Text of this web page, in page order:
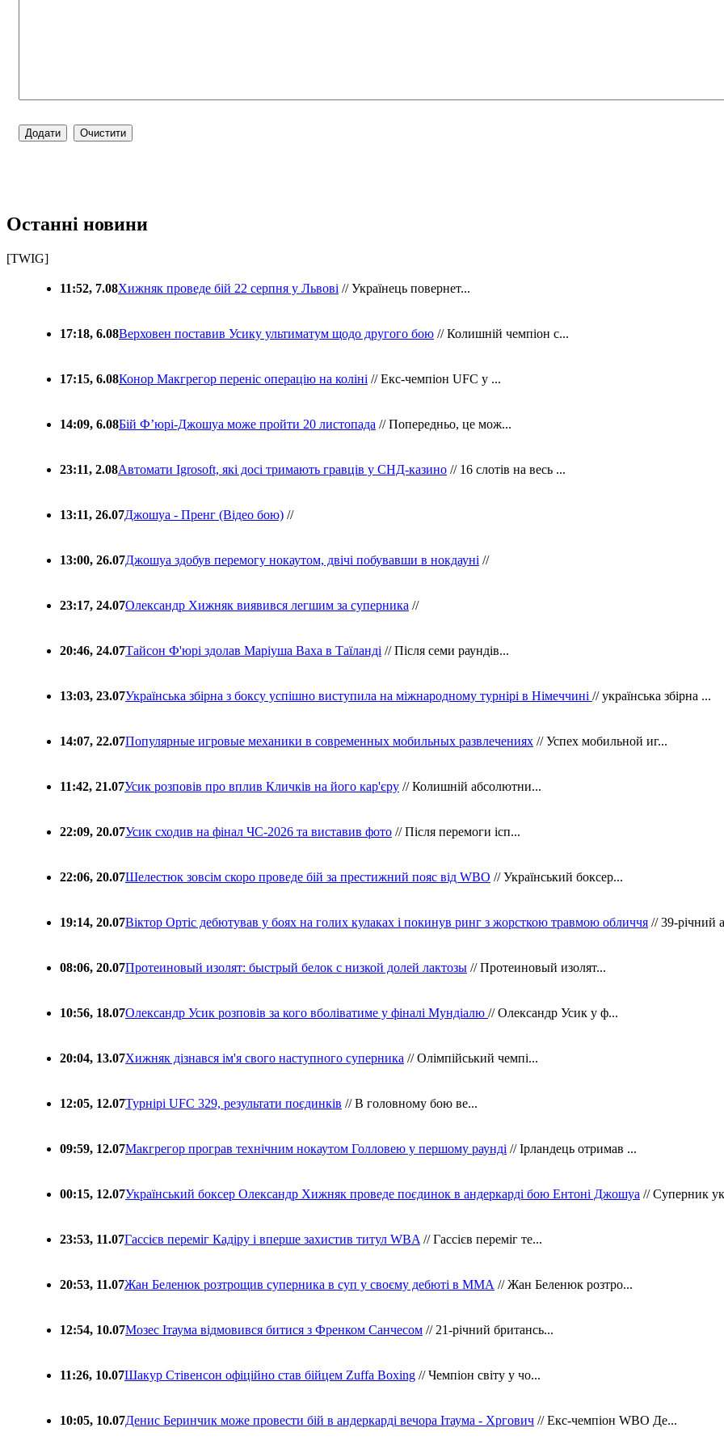
Останні новини
[TWIG]
11:52, 7.08Хижняк проведе бій 22 серпня у Львові // Українець повернет...
17:18, 6.08Верховен поставив Усику ультиматум щодо другого бою // Колишній чемпіон с...
17:15, 6.08Конор Макгрегор переніс операцію на коліні // Екс-чемпіон UFC у ...
14:09, 6.08Бій Ф’юрі-Джошуа може пройти 20 листопада // Попередньо, це мож...
23:11, 2.08Автомати Igrosoft, які досі тримають гравців у СНД-казино // 16 слотів на весь ...
13:11, 26.07Джошуа - Пренг (Відео бою) //
13:00, 26.07Джошуа здобув перемогу нокаутом, двічі побувавши в нокдауні //
23:17, 24.07Олександр Хижняк виявився легшим за суперника //
20:46, 24.07Тайсон Ф'юрі здолав Маріуша Ваха в Таїланді // Після семи раундів...
13:03, 23.07Українська збірна з боксу успішно виступила на міжнародному турнірі в Німеччині // українська збірна ...
14:07, 22.07Популярные игровые механики в современных мобильных развлечениях // Успех мобильной иг...
11:42, 21.07Усик розповів про вплив Кличків на його кар'єру // Колишній абсолютни...
22:09, 20.07Усик сходив на фінал ЧС-2026 та виставив фото // Після перемоги ісп...
22:06, 20.07Шелестюк зовсім скоро проведе бій за престижний пояс від WBO // Український боксер...
19:14, 20.07Віктор Ортіс дебютував у боях на голих кулаках і покинув ринг з жорсткою травмою обличчя // 39-річний
08:06, 20.07Протеиновый изолят: быстрый белок с низкой долей лактозы // Протеиновый изолят...
10:56, 18.07Олександр Усик розповів за кого вболіватиме у фіналі Мундіалю // Олександр Усик у ф...
20:04, 13.07Хижняк дізнався ім'я свого наступного суперника // Олімпійський чемпі...
12:05, 12.07Турнірі UFC 329, результати поєдинків // В головному бою ве...
09:59, 12.07Макгрегор програв технічним нокаутом Голловею у першому раунді // Ірландець отримав ...
00:15, 12.07Український боксер Олександр Хижняк проведе поєдинок в андеркарді бою Ентоні Джошуа // Суперник
23:53, 11.07Гассієв переміг Кадіру і вперше захистив титул WBA // Гассієв переміг те...
20:53, 11.07Жан Беленюк розтрощив суперника в суп у своєму дебюті в ММА // Жан Беленюк розтро...
12:54, 10.07Мозес Ітаума відмовився битися з Френком Санчесом // 21-річний британсь...
11:26, 10.07Шакур Стівенсон офіційно став бійцем Zuffa Boxing // Чемпіон світу у чо...
10:05, 10.07Денис Беринчик може провести бій в андеркарді вечора Ітаума - Хргович // Екс-чемпіон WBO Де...